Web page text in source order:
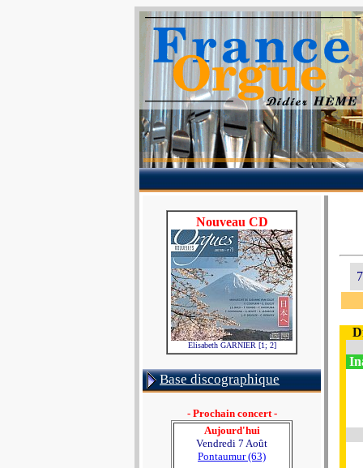
Nouveau CD
Elisabeth GARNIER [1; 2]
Base discographique
- Prochain concert -
Aujourd'hui
Vendredi 7 Août
Pontaumur (63)